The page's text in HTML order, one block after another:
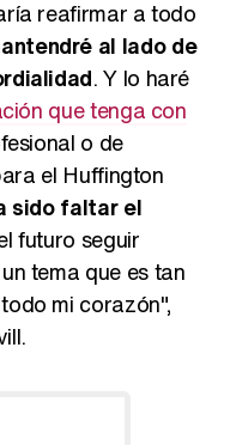
reafirmar a todo
al lado de
. Y lo haré
que tenga con
o de
el Huffington
sido faltar el
futuro seguir
tema que es tan
mi corazón",